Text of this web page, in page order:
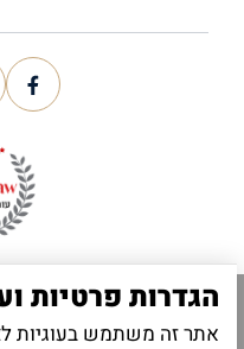
הגדרות פרטיות
אתר זה משתמש בעוגיות